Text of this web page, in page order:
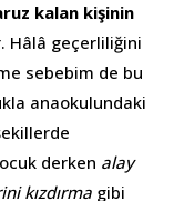
kalan kişinin
Hâlâ geçerliliğini
sebebim de bu
anaokulundaki
derken alay
kızdırma gibi